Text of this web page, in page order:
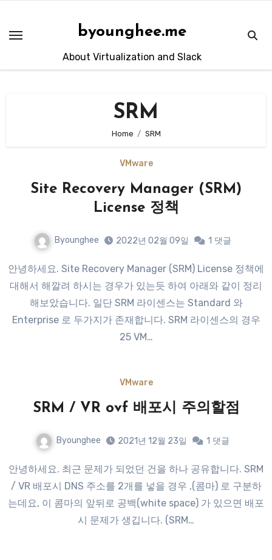
content
byounghee.me
About Virtualization and Slack
SRM
Home SRM
VMware
Site Recovery Manager (SRM)
License 정책
Byounghee 2022년 02월 09일 1 댓글
안녕하세요. Site Recovery Manager (SRM) License 정책에
대해서 해깔려 하시는 경우가 있는듯 하여 아래와 같이 정리
해보았습니다. 일단 SRM 라이센스는 Standard 와
Enterprise 로 두가지가 존재합니다. SRM 라이센스의 경우
25 VM…
VMware
SRM / VR ovf 배포시 주의할점
Byounghee 2021년 12월 23일 1 댓글
안녕하세요. 최근 문제가 되었던 건을 하나 공유합니다. SRM
/ VR 배포시 DNS 주소를 2개를 넣을 경우 ,(콤마) 로 구분하
는데요, 이 콤마의 앞뒤로 공백(white space) 가 있으면 배포
시 문제가 생깁니다. (SRM…